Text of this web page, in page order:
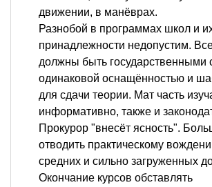
движении, в манёврах.
Разнобой в программах школ и
принадлежности недопустим.
должны быть государственными
одинаковой оснащённостью и
для сдачи теории. Мат часть
информативно, также и
Прокурор "внесёт ясность".
отводить практическому
средних и сильно загруженных
Окончание курсов обставлять